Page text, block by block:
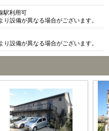
駅利用可
設備が異なる場合がございます。
設備が異なる場合がございます。